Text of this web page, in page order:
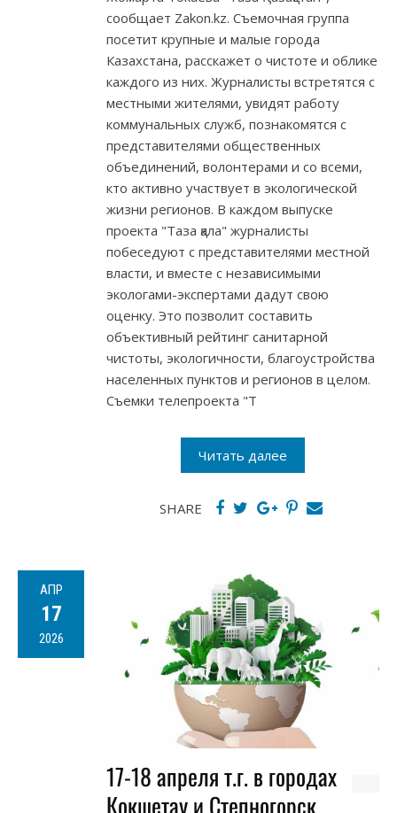
сообщает Zakon.kz. Съемочная группа
посетит крупные и малые города
Казахстана, расскажет о чистоте и облике
каждого из них. Журналисты встретятся с
местными жителями, увидят работу
коммунальных служб, познакомятся с
представителями общественных
объединений, волонтерами и со всеми,
кто активно участвует в экологической
жизни регионов. В каждом выпуске
проекта "Таза қала" журналисты
побеседуют с представителями местной
власти, и вместе с независимыми
экологами-экспертами дадут свою
оценку. Это позволит составить
объективный рейтинг санитарной
чистоты, экологичности, благоустройства
населенных пунктов и регионов в целом.
Съемки телепроекта "Т
Читать далее
SHARE
АПР
17
2026
17-18 апреля т.г. в городах
Кокшетау и Степногорск